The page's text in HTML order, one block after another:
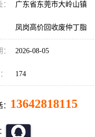
广东省东莞市大岭山镇
凤岗高价回收废仲丁脂
2026-08-05
174
13642818115